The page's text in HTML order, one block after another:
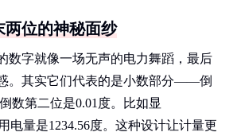
两位的神秘面纱
数字就像一场无声的电力舞蹈，最后
。其实它们代表的是小数部分——倒
数第二位是0.01度。比如显
电量是1234.56度。这种设计让计量更